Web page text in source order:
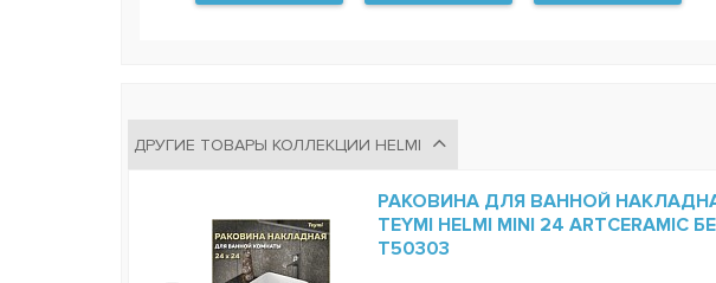
ДРУГИЕ ТОВАРЫ КОЛЛЕКЦИИ HELMI
РАКОВИНА ДЛЯ ВАННОЙ
TEYMI HELMI MINI 24 ARTCERAMIC
T50303